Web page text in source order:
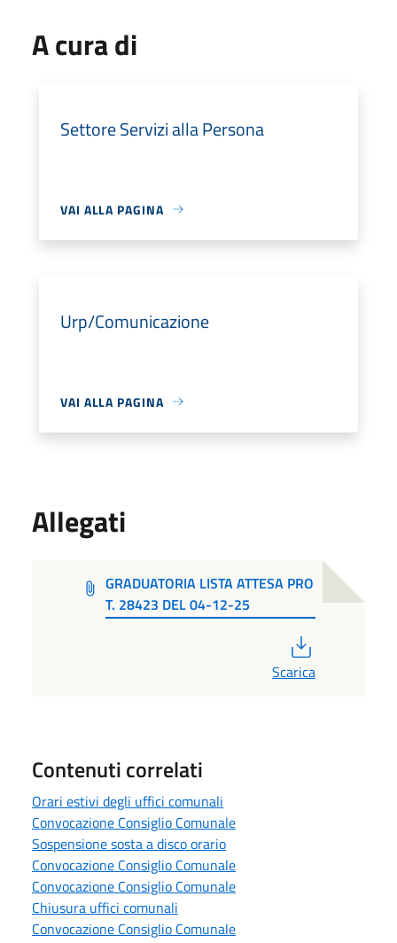
A cura di
Settore Servizi alla Persona
VAI ALLA PAGINA
Urp/Comunicazione
VAI ALLA PAGINA
Allegati
GRADUATORIA LISTA ATTESA PRO
T. 28423 DEL 04-12-25
Scarica
Contenuti correlati
Orari estivi degli uffici comunali
Convocazione Consiglio Comunale
Sospensione sosta a disco orario
Convocazione Consiglio Comunale
Convocazione Consiglio Comunale
Chiusura uffici comunali
Convocazione Consiglio Comunale